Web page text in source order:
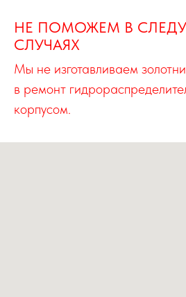
НЕ ПОМОЖЕМ В
СЛУЧАЯХ
Мы не изготавливаем
в ремонт
корпусом.